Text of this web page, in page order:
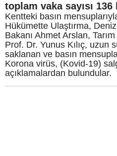
toplam vaka sayısı 136
Kentteki basın
Hükümette Ulaştırma,
Bakanı Ahmet Arslan,
Prof. Dr. Yunus Kılıç, uzun
saklanan ve basın
Korona virüs, (Kovid-19)
açıklamalardan bulundular.